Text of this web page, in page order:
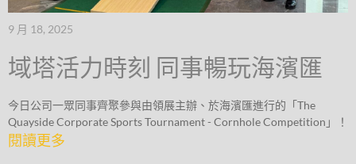
9 月 18, 2025
域塔活力時刻 同事暢玩海濱匯
今日公司一眾同事齊聚參與由領展主辦、於海濱匯進行的「The
Quayside Corporate Sports Tournament - Cornhole Competition」！
閱讀更多